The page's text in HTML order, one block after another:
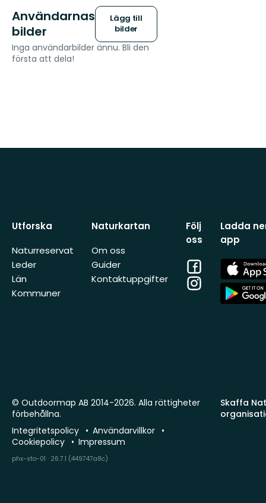
Användarnas
bilder
Lägg till
bilder
Inga användarbilder ännu. Bli den
första att dela!
Utforska
Naturreservat
Leder
Län
Kommuner
Naturkartan
Om oss
Guider
Kontaktuppgifter
Följ
oss
Facebook
Instagram
Ladda
app
App
Store
App
Store
Skaffa
© Outdoormap AB 2014-2026. Alla rättigheter
förbehållna.
Integritetspolicy
Användarvillkor
Cookiepolicy
Impressum
phx-sto-01 · 26.7.1 (449747a8c)